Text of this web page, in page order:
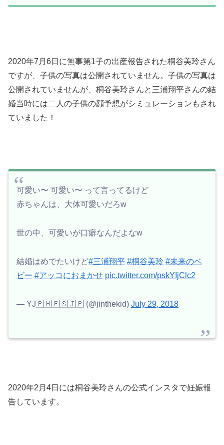
2020年7月6日に無事第1子の出産報告された桐谷美玲さん
ですが、子供の写真は公開されていません。子供の写真は
公開されていませんが、桐谷美玲さんと三浦翔平さんの結
婚当時には二人の子供の顔予想がシミュレーションもされ
ていました！
可愛い〜 可愛い〜 って言ってるけど
赤ちゃんは、大体可愛いだろw
世の中、可愛いが口癖なんだよなw
結婚はめでたいけど#三浦翔平 #桐谷美玲 #未来のベ
ビー #アッコにおまかせ pic.twitter.com/pskYIjClc2
— YJ🇵🇭🇪🇸🇯🇵 (@jinthekid) July 29, 2018
2020年2月4日には桐谷美玲さんの公式インスタで妊娠報
告しています。